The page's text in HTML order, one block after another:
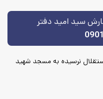
سید امید دفتر
نرسیده به مسجد شهید